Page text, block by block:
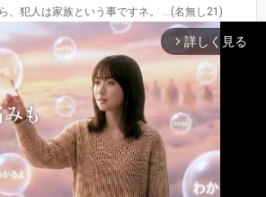
上へ 下へ
、犯人は家族という事ですネ。 …(名無し21)
2026.04.15 12:39 名無し21
・マーキュリ ーサウンド …(名無し)
2026.04.15 12:37 名無し
arrow_forward_ios 詳しく見る